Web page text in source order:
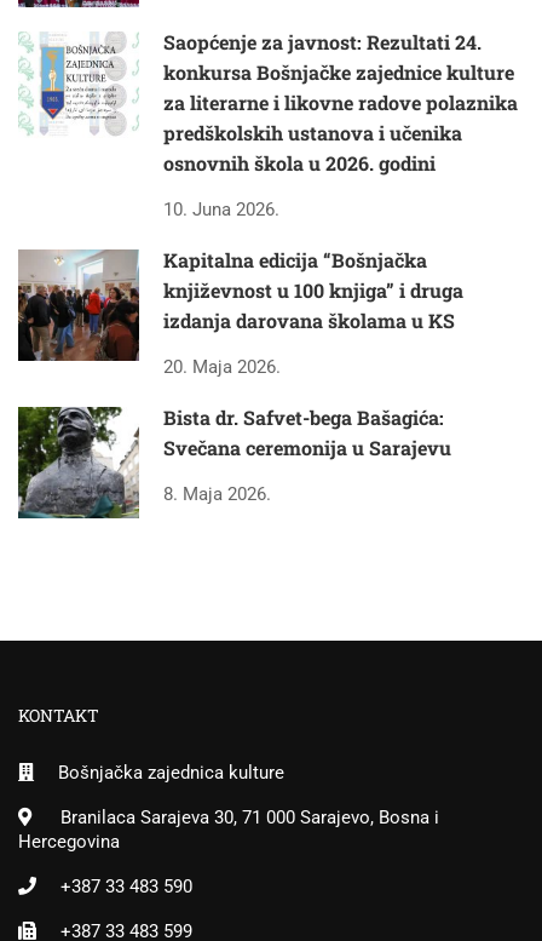
Saopćenje za javnost: Rezultati 24.
konkursa Bošnjačke zajednice kulture
za literarne i likovne radove polaznika
predškolskih ustanova i učenika
osnovnih škola u 2026. godini
10. Juna 2026.
Kapitalna edicija “Bošnjačka
književnost u 100 knjiga” i druga
izdanja darovana školama u KS
20. Maja 2026.
Bista dr. Safvet-bega Bašagića:
Svečana ceremonija u Sarajevu
8. Maja 2026.
KONTAKT
Bošnjačka zajednica kulture
Branilaca Sarajeva 30, 71 000 Sarajevo, Bosna i
Hercegovina
+387 33 483 590
+387 33 483 599